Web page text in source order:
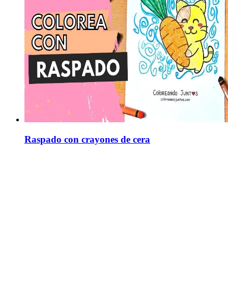
Raspado con crayones de cera